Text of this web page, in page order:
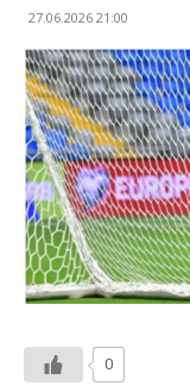
27.06.2026 21:00
0